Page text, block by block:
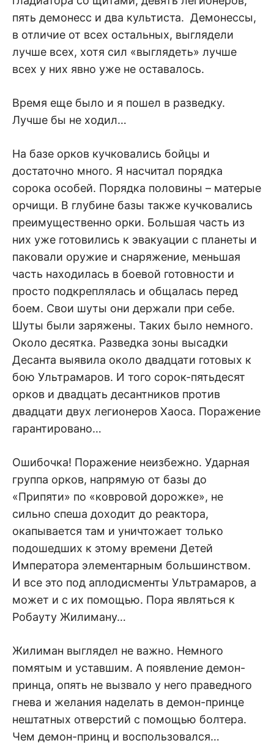
пять демонесс и два культиста. Демонессы,
в отличие от всех остальных, выглядели
лучше всех, хотя сил «выглядеть» лучше
всех у них явно уже не оставалось.
Время еще было и я пошел в разведку.
Лучше бы не ходил…
На базе орков кучковались бойцы и
достаточно много. Я насчитал порядка
сорока особей. Порядка половины – матерые
орчищи. В глубине базы также кучковались
преимущественно орки. Большая часть из
них уже готовились к эвакуации с планеты и
паковали оружие и снаряжение, меньшая
часть находилась в боевой готовности и
просто подкреплялась и общалась перед
боем. Свои шуты они держали при себе.
Шуты были заряжены. Таких было немного.
Около десятка. Разведка зоны высадки
Десанта выявила около двадцати готовых к
бою Ультрамаров. И того сорок-пятьдесят
орков и двадцать десантников против
двадцати двух легионеров Хаоса. Поражение
гарантировано…
Ошибочка! Поражение неизбежно. Ударная
группа орков, напрямую от базы до
«Припяти» по «ковровой дорожке», не
сильно спеша доходит до реактора,
окапывается там и уничтожает только
подошедших к этому времени Детей
Императора элементарным большинством.
И все это под аплодисменты Ультрамаров, а
может и с их помощью. Пора являться к
Робауту Жилиману…
Жилиман выглядел не важно. Немного
помятым и уставшим. А появление демон-
принца, опять не вызвало у него праведного
гнева и желания наделать в демон-принце
нештатных отверстий с помощью болтера.
Чем демон-принц и воспользовался…